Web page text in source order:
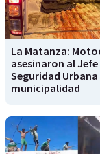
La Matanza:
asesinaron al Jefe
Seguridad Urbana
municipalidad